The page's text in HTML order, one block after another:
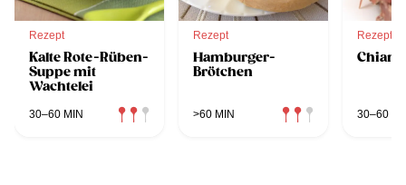
Rezept
Kalte Rote-Rüben-
Suppe mit
Wachtelei
30–60 MIN
Rezept
Hamburger-
Brötchen
>60 MIN
Rezept
30–60